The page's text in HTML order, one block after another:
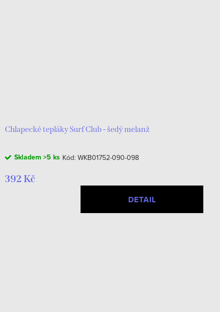
Chlapecké tepláky Surf Club - šedý melanž
Skladem >5 ks Kód: WKB01752-090-098
392 Kč
DETAIL